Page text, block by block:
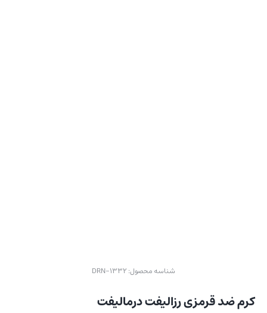
شناسه محصول:DRN-1332
کرم ضد قرمزی رزالیفت درمالیفت